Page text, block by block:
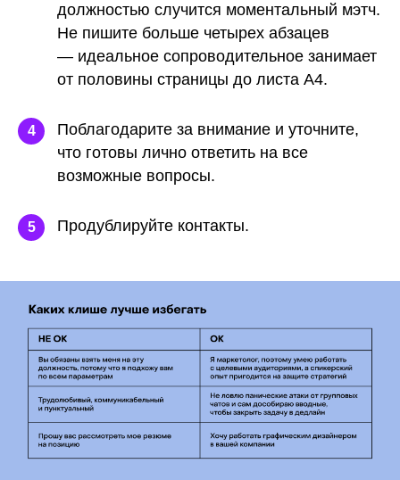
должностью случится моментальный мэтч.
Не пишите больше четырех абзацев
— идеальное сопроводительное занимает
от половины страницы до листа А4.
4 Поблагодарите за внимание и уточните,
что готовы лично ответить на все
возможные вопросы.
5 Продублируйте контакты.